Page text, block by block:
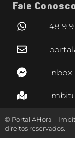
Fale Conosco
48 9
Inbox
© Portal AHora –
direitos reservados.